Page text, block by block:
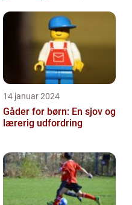
14 januar 2024
Gåder for børn: En sjov og
lærerig udfordring